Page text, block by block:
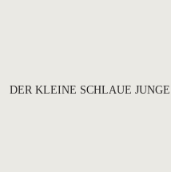
DER KLEINE SCHLAUE JUNGE